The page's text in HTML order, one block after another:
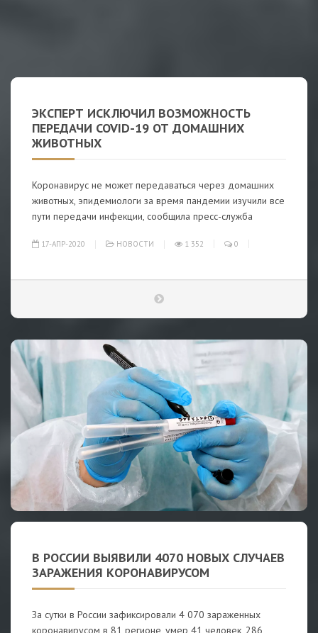
ЭКСПЕРТ ИСКЛЮЧИЛ ВОЗМОЖНОСТЬ
ПЕРЕДАЧИ COVID-19 ОТ ДОМАШНИХ
ЖИВОТНЫХ
Коронавирус не может передаваться через домашних
животных, эпидемиологи за время пандемии изучили все
пути передачи инфекции, сообщила пресс-служба
17-АПР-2020 НОВОСТИ 1 352 0
В РОССИИ ВЫЯВИЛИ 4070 НОВЫХ СЛУЧАЕВ
ЗАРАЖЕНИЯ КОРОНАВИРУСОМ
За сутки в России зафиксировали 4 070 зараженных
коронавирусом в 81 регионе, умер 41 человек, 286